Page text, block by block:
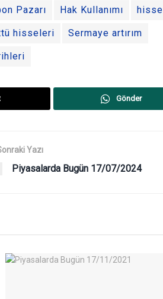
Pazarı Hak Kullanımı hisse
hisseleri Sermaye artırım
Gönder
Yazı
Piyasalarda Bugün 17/07/2024